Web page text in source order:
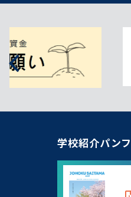
学校紹介パン